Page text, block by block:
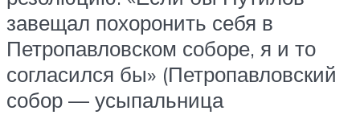
завещал похоронить себя в
Петропавловском соборе, я и то
согласился бы» (Петропавловский
собор — усыпальница